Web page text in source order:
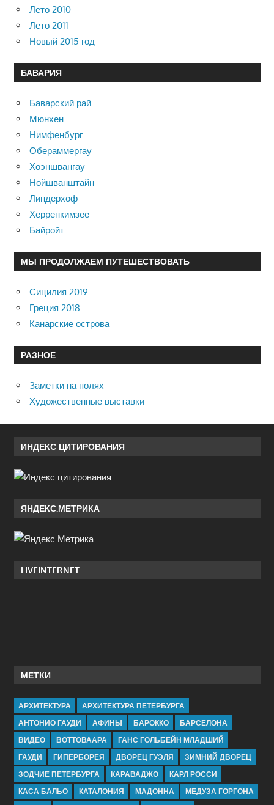
Лето 2010
Лето 2011
Новый 2015 год
БАВАРИЯ
Баварский рай
Мюнхен
Нимфенбург
Обераммергау
Хоэншвангау
Нойшванштайн
Линдерхоф
Херренкимзее
Байройт
МЫ ПРОДОЛЖАЕМ ПУТЕШЕСТВОВАТЬ
Сицилия 2019
Греция 2018
Канарские острова
РАЗНОЕ
Заметки на полях
Художественные выставки
ИНДЕКС ЦИТИРОВАНИЯ
ЯНДЕКС.МЕТРИКА
LIVEINTERNET
МЕТКИ
АРХИТЕКТУРА
АРХИТЕКТУРА ПЕТЕРБУРГА
АНТОНИО ГАУДИ
АФИНЫ БАРОККО
БАРСЕЛОНА
ВИДЕО
ВОТТОВААРА
ГАНС ГОЛЬБЕЙН МЛАДШИЙ
ГАУДИ
ГИПЕРБОРЕЯ ДВОРЕЦ ГУЭЛЯ
ЗИМНИЙ ДВОРЕЦ
ЗОДЧИЕ ПЕТЕРБУРГА
КАРАВАДЖО
КАРЛ РОССИ
КАСА БАЛЬО
КАТАЛОНИЯ МАДОННА
МЕДУЗА ГОРГОНА